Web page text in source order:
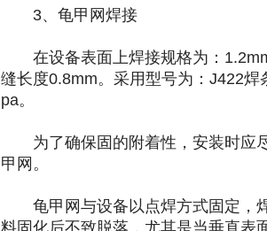
3、龟甲网焊接
在设备表面上焊接规格为：
缝长度0.8mm。采用型号为：J422
pa。
为了确保固的附着性，安装时应
甲网。
龟甲网与设备以点焊方式固定，焊
料固化后不致脱落，尤其是当垂直表